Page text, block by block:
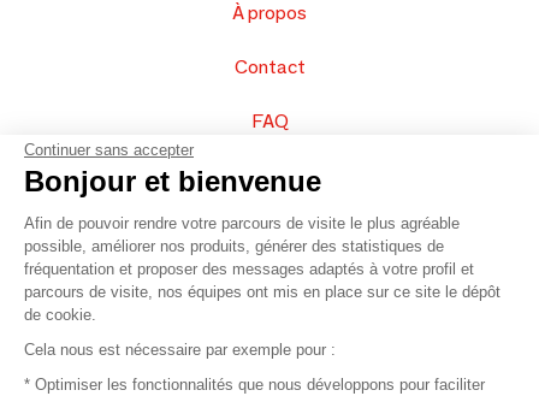
À propos
Contact
FAQ
Vendez vos produits
Plan du site
© 2016 –Organisation SAFI
Continuer sans accepter
Bonjour et bienvenue
Afin de pouvoir rendre votre parcours de visite le plus agréable
possible, améliorer nos produits, générer des statistiques de
fréquentation et proposer des messages adaptés à votre profil et
parcours de visite, nos équipes ont mis en place sur ce site le dépôt
de cookie.
Cela nous est nécessaire par exemple pour :
* Optimiser les fonctionnalités que nous développons pour faciliter